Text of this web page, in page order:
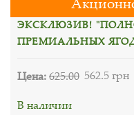
ЭКСКЛЮЗИВ!
ПРЕМИАЛЬНЫХ
Цена:625.00 562.5 грн
В наличии